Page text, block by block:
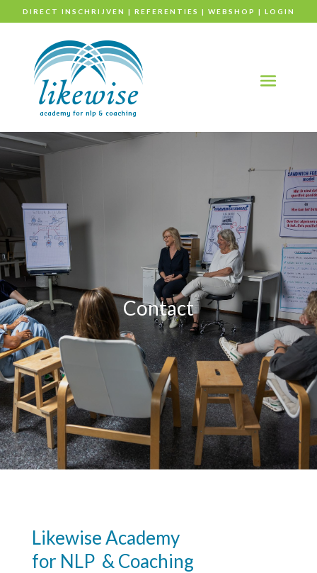
DIRECT INSCHRIJVEN | REFERENTIES | WEBSHOP | LOGIN
Contact
Likewise Academy
for NLP & Coaching